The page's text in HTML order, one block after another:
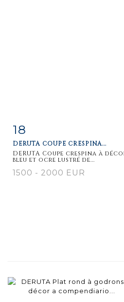
détaillée
18
DERUTA COUPE CRESPINA...
DERUTA Coupe crespina à
bleu et ocre lustré de...
1500 - 2000 EUR